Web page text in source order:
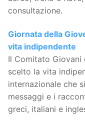
consultazione.
Giornata della
vita indipendente
Il Comitato Giovani
scelto la vita
internazionale che
messaggi e i
greci, italiani e